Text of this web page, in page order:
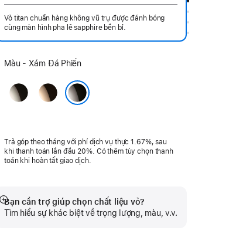
Vỏ titan chuẩn hàng không vũ trụ được đánh bóng
cùng màn hình pha lê sapphire bền bỉ.
Chọn
Màu - Xám Đá Phiến
Màu
Tự
Gold
Trả góp theo tháng với phí dịch vụ thực 1.67%, sau
khi thanh toán lần đầu 20%. Có thêm tùy chọn thanh
toán khi hoàn tất giao dịch.
Bạn cần trợ giúp chọn chất liệu vỏ?
Tìm hiểu sự khác biệt về trọng lượng, màu, v.v.
Hiển
thị